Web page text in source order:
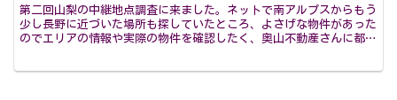
第二回山梨の中継地点調査に来ました。ネットで南アルプスからもう
少し長野に近づいた場所も探していたところ、よさげな物件があった
のでエリアの情報や実際の物件を確認したく、奥山不動産さんに都合